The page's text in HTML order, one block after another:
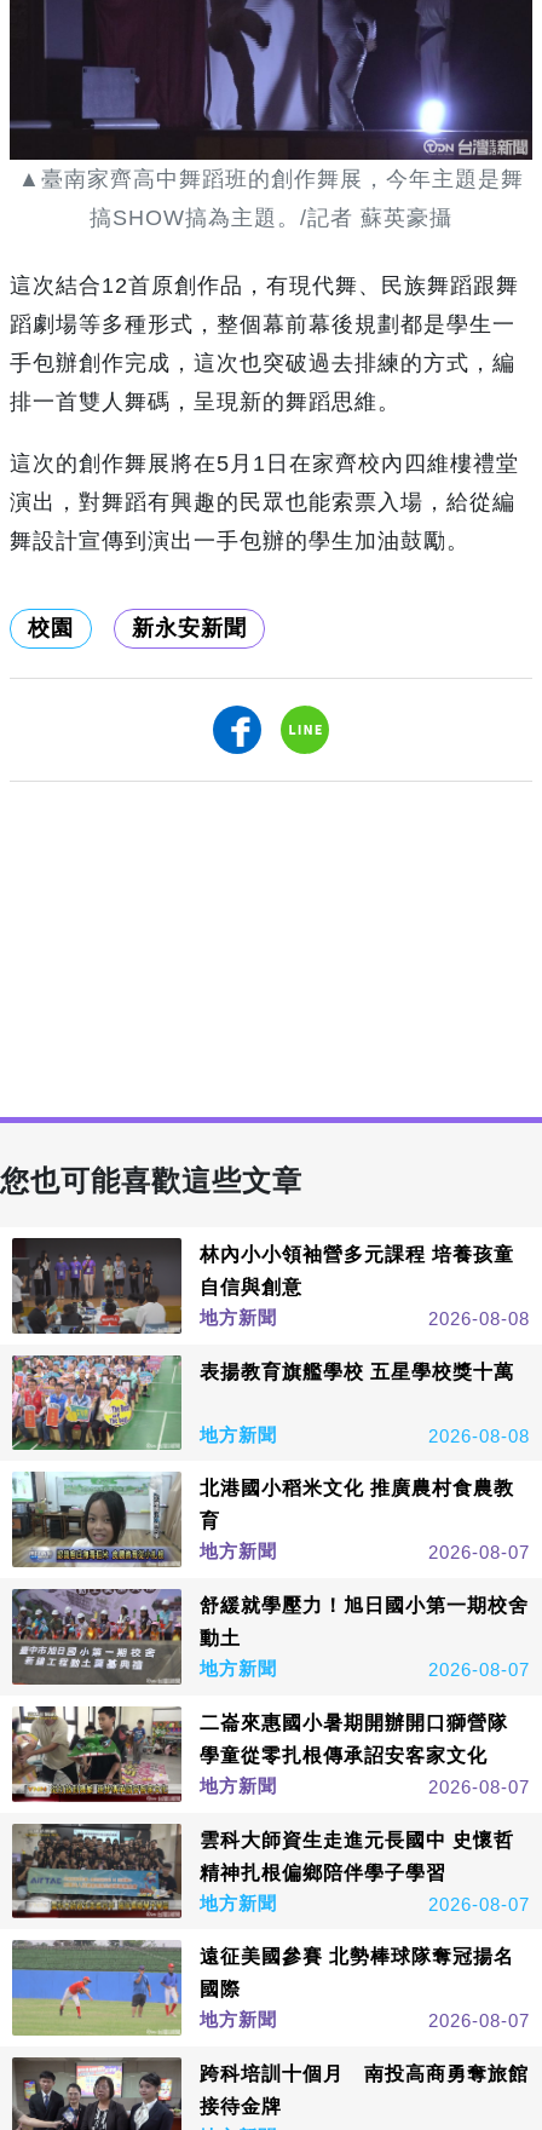
▲臺南家齊高中舞蹈班的創作舞展，今年主題是舞
搞SHOW搞為主題。/記者 蘇英豪攝
這次結合12首原創作品，有現代舞、民族舞蹈跟舞
蹈劇場等多種形式，整個幕前幕後規劃都是學生一
手包辦創作完成，這次也突破過去排練的方式，編
排一首雙人舞碼，呈現新的舞蹈思維。
這次的創作舞展將在5月1日在家齊校內四維樓禮堂
演出，對舞蹈有興趣的民眾也能索票入場，給從編
舞設計宣傳到演出一手包辦的學生加油鼓勵。
校園 新永安新聞
您也可能喜歡這些文章
林內小小領袖營多元課程 培養孩童
自信與創意
地方新聞
2026-08-08
表揚教育旗艦學校 五星學校獎十萬
地方新聞 2026-08-08
北港國小稻米文化 推廣農村食農教
育
地方新聞
2026-08-07
舒緩就學壓力！旭日國小第一期校舍
動土
地方新聞
2026-08-07
二崙來惠國小暑期開辦開口獅營隊
學童從零扎根傳承詔安客家文化
地方新聞
2026-08-07
雲科大師資生走進元長國中 史懷哲
精神扎根偏鄉陪伴學子學習
地方新聞
2026-08-07
遠征美國參賽 北勢棒球隊奪冠揚名
國際
地方新聞
2026-08-07
跨科培訓十個月 南投高商勇奪旅館
接待金牌